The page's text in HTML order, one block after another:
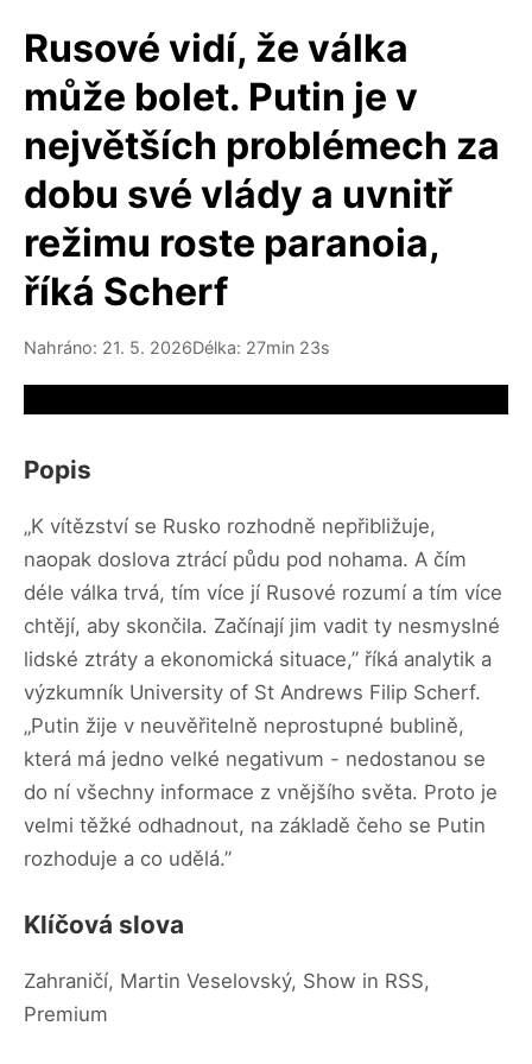
Rusové vidí, že válka
může bolet. Putin je v
největších problémech za
dobu své vlády a uvnitř
režimu roste paranoia,
říká Scherf
Nahráno: 21. 5. 2026Délka: 27min 23s
Popis
„K vítězství se Rusko rozhodně nepřibližuje,
naopak doslova ztrácí půdu pod nohama. A čím
déle válka trvá, tím více jí Rusové rozumí a tím více
chtějí, aby skončila. Začínají jim vadit ty nesmyslné
lidské ztráty a ekonomická situace,” říká analytik a
výzkumník University of St Andrews Filip Scherf.
„Putin žije v neuvěřitelně neprostupné bublině,
která má jedno velké negativum - nedostanou se
do ní všechny informace z vnějšího světa. Proto je
velmi těžké odhadnout, na základě čeho se Putin
rozhoduje a co udělá.”
Klíčová slova
Zahraničí, Martin Veselovský, Show in RSS,
Premium